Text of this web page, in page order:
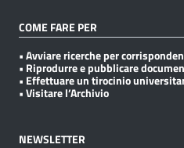
COME FARE PER
• Avviare ricerche per
• Riprodurre e pubblicare
• Effettuare un tirocinio
• Visitare l’Archivio
NEWSLETTER